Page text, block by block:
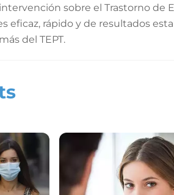
sobre el Trastorno de
eficaz, rápido y de resultados
del TEPT.